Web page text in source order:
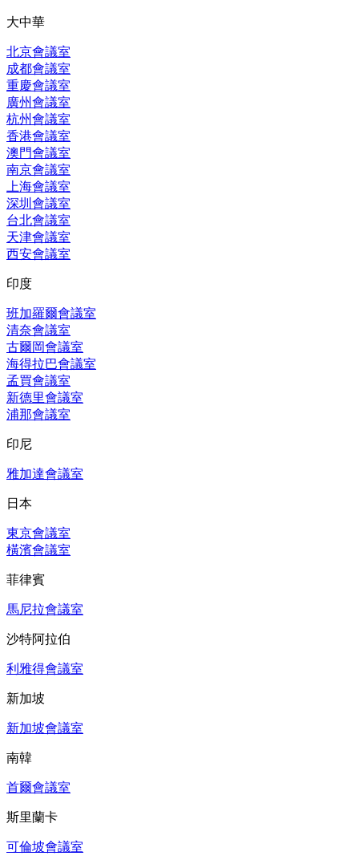
大中華
北京會議室
成都會議室
重慶會議室
廣州會議室
杭州會議室
香港會議室
澳門會議室
南京會議室
上海會議室
深圳會議室
台北會議室
天津會議室
西安會議室
印度
班加羅爾會議室
清奈會議室
古爾岡會議室
海得拉巴會議室
孟買會議室
新德里會議室
浦那會議室
印尼
雅加達會議室
日本
東京會議室
橫濱會議室
菲律賓
馬尼拉會議室
沙特阿拉伯
利雅得會議室
新加坡
新加坡會議室
南韓
首爾會議室
斯里蘭卡
可倫坡會議室